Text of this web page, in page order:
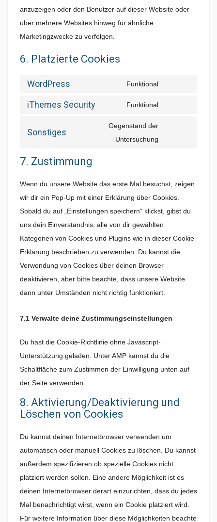
anzuzeigen oder den Benutzer auf dieser Website oder
über mehrere Websites hinweg für ähnliche
Marketingzwecke zu verfolgen.
6. Platzierte Cookies
WordPress
Funktional
iThemes Security
Funktional
Sonstiges
Gegenstand der
Untersuchung
7. Zustimmung
Wenn du unsere Website das erste Mal besuchst, zeigen
wir dir ein Pop-Up mit einer Erklärung über Cookies.
Sobald du auf „Einstellungen speichern“ klickst, gibst du
uns dein Einverständnis, alle von dir gewählten
Kategorien von Cookies und Plugins wie in dieser Cookie-
Erklärung beschrieben zu verwenden. Du kannst die
Verwendung von Cookies über deinen Browser
deaktivieren, aber bitte beachte, dass unsere Website
dann unter Umständen nicht richtig funktioniert.
7.1 Verwalte deine Zustimmungseinstellungen
Du hast die Cookie-Richtlinie ohne Javascript-
Unterstützung geladen. Unter AMP kannst du die
Schaltfläche zum Zustimmen der Einwilligung unten auf
der Seite verwenden.
8. Aktivierung/Deaktivierung und
Löschen von Cookies
Du kannst deinen Internetbrowser verwenden um
automatisch oder manuell Cookies zu löschen. Du kannst
außerdem spezifizieren ob spezielle Cookies nicht
platziert werden sollen. Eine andere Möglichkeit ist es
deinen Internetbrowser derart einzurichten, dass du jedes
Mal benachrichtigt wirst, wenn ein Cookie platziert wird.
Für weitere Information über diese Möglichkeiten beachte